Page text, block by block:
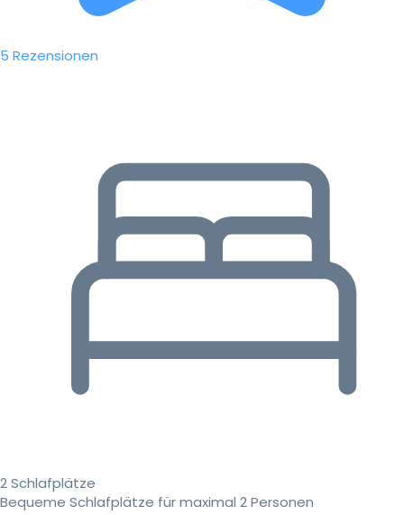
5 Rezensionen
2 Schlafplätze
Bequeme Schlafplätze für maximal 2 Personen